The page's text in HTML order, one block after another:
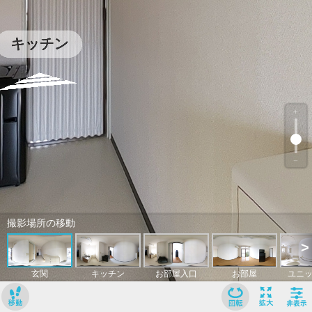
撮影場所の移動
玄関 キッチン お部屋入口 お部屋 ユニ
>
﹢
﹣